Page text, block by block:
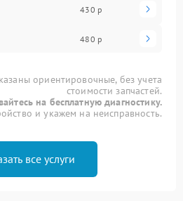
430 р
480 р
ориентировочные, без учета
стоимости запчастей.
на бесплатную диагностику.
и укажем на неисправность.
все услуги